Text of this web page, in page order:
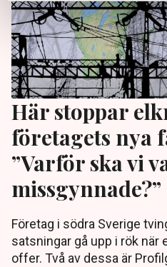
Här stoppar
företagets nya
”Varför ska vi
missgynnade?”
Företag i södra Sverige
satsningar gå upp i rök när
offer. Två av dessa är